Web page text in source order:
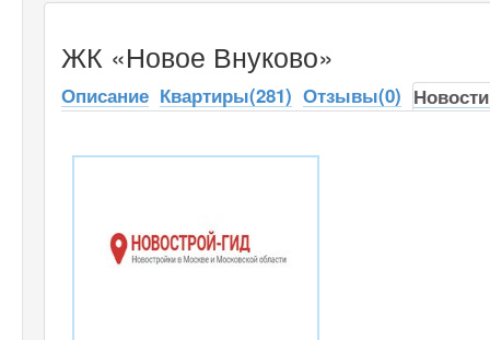
ЖК «Новое Внуково»
Описание Квартиры(281) Отзывы(0)